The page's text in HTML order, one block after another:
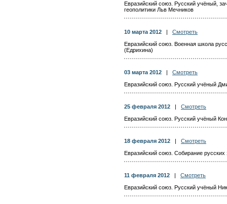
Евразийский союз. Русский учёный,
геополитики Льв Мечников
10 марта 2012
Смотреть
Евразийский союз. Военная школа
(Едрихина)
03 марта 2012
Смотреть
Евразийский союз. Русский учёный
25 февраля 2012
Смотреть
Евразийский союз. Русский учёный
18 февраля 2012
Смотреть
Евразийский союз. Собирание
11 февраля 2012
Смотреть
Евразийский союз. Русский учёный